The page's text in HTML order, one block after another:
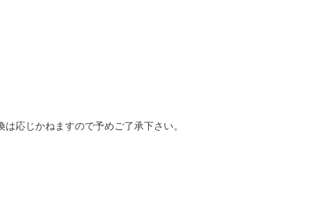
応じかねますので予めご了承下さい。